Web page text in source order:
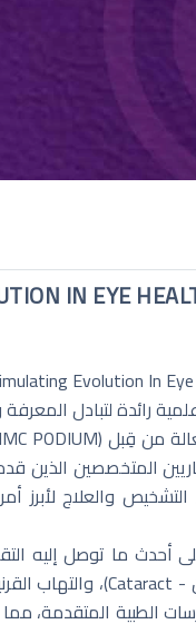
رائدة لتبادل
المتخصصين الذين
والعلاج
أحدث ما توصل إليه
الطبية المتقدمة،